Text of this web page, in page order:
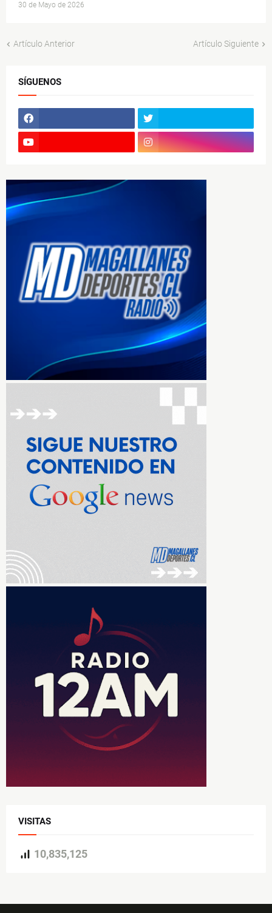
30 de Mayo de 2026
Artículo Anterior Artículo Siguiente
SÍGUENOS
VISITAS
10,835,125